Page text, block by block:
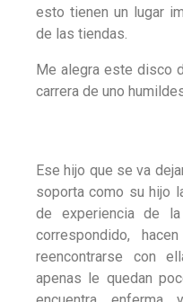
esto tienen un lugar
de las tiendas.
Me alegra este disco
carrera de uno
Ese hijo que se va
soporta como su hijo
de experiencia de
correspondido,
reencontrarse con
apenas le quedan